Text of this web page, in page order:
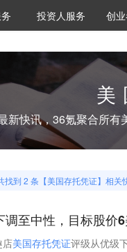
VClub投资机构库
投资机构职位推介
投资人服务 创
创
新快讯，36氪聚合所有
找到 2 条【美国存托凭证】相关
调至中性，目标股价
美国存托凭证评级从优级